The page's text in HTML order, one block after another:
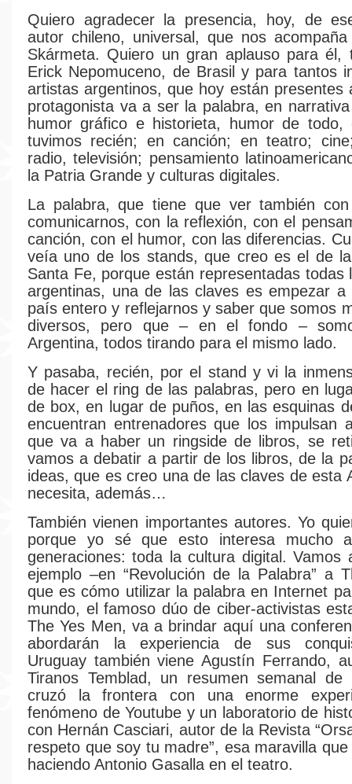
Quiero agradecer la presencia, hoy, de
autor chileno, universal, que nos
Skármeta. Quiero un gran aplauso para él,
Erick Nepomuceno, de Brasil y para tantos
artistas argentinos, que hoy están presentes
protagonista va a ser la palabra, en
humor gráfico e historieta, humor de todo,
tuvimos recién; en canción; en teatro;
radio, televisión; pensamiento
la Patria Grande y culturas digitales.
La palabra, que tiene que ver también
comunicarnos, con la reflexión, con el
canción, con el humor, con las diferencias.
veía uno de los stands, que creo es el de
Santa Fe, porque están representadas todas
argentinas, una de las claves es empezar
país entero y reflejarnos y saber que somos
diversos, pero que – en el fondo –
Argentina, todos tirando para el mismo lado.
Y pasaba, recién, por el stand y vi la
de hacer el ring de las palabras, pero en
de box, en lugar de puños, en las esquinas
encuentran entrenadores que los impulsan
que va a haber un ringside de libros, se
vamos a debatir a partir de los libros, de la
ideas, que es creo una de las claves de esta
necesita, además…
También vienen importantes autores. Yo
porque yo sé que esto interesa mucho
generaciones: toda la cultura digital. Vamos
ejemplo –en “Revolución de la Palabra” a
que es cómo utilizar la palabra en Internet
mundo, el famoso dúo de ciber-activistas
The Yes Men, va a brindar aquí una
abordarán la experiencia de sus
Uruguay también viene Agustín Ferrando,
Tiranos Temblad, un resumen semanal de
cruzó la frontera con una enorme
fenómeno de Youtube y un laboratorio de
con Hernán Casciari, autor de la Revista
respeto que soy tu madre”, esa maravilla
haciendo Antonio Gasalla en el teatro.